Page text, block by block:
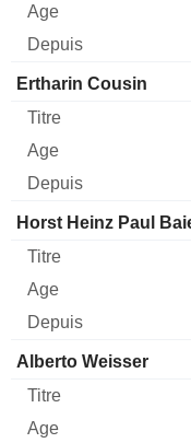
Ertharin Cousin
Horst Heinz Paul
Alberto Weisser